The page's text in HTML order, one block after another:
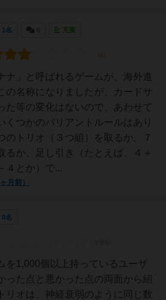
1名 充実
ナ」と呼ばれるゲームが、海外進
の名称になりましたが、カードサ
た等の変化はないので、あわせて
くつかのバリアントルールはあり
のトリオ（３つ組）を取るか、７
るか、足し引き（たとえば、４＋
４とか）で...
月前）
0名
を1,000個以上持っているユーザ
った点と悪かった点の両面から紹
リオは、神経衰弱のように同じ数